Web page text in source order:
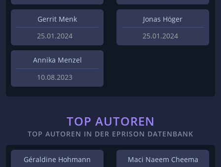
Gerrit Menk
25.01.2024
Jonas Höger
25.01.2024
Annika Menzel
10.08.2023
TOP AUTOREN
TOP AUTOREN IN DER EPRISON DATENBANK
Géraldine Hohmann Maci Naeem Cheema